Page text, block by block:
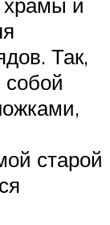
Так,
собой
старой